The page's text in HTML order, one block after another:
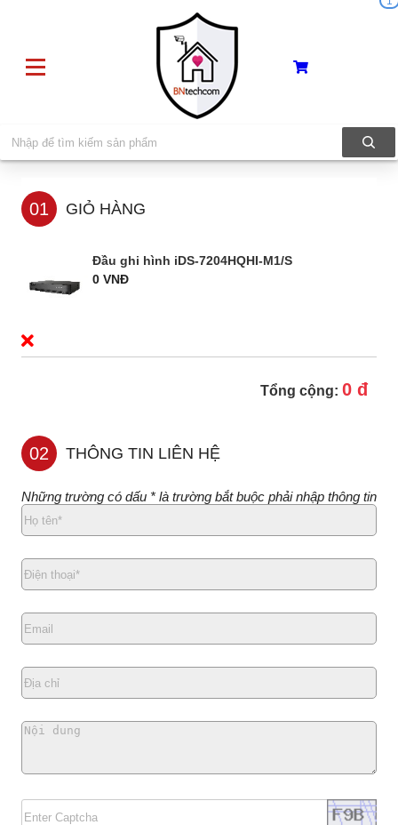
01 GIỎ HÀNG
Đầu ghi hình iDS-7204HQHI-M1/S
0 VNĐ
Tổng cộng: 0 đ
02 THÔNG TIN LIÊN HỆ
Những trường có dấu * là trường bắt buộc phải nhập thông tin